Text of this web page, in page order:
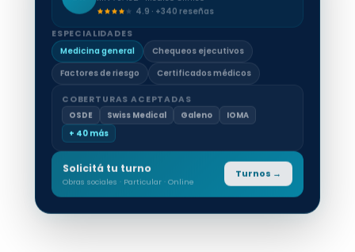
4.9 · +340 reseñas
ESPECIALIDADES
Medicina general
Chequeos ejecutivos
Factores de riesgo
Certificados médicos
COBERTURAS ACEPTADAS
OSDE Swiss Medical Galeno
IOMA
+ 40 más
Solicitá tu turno
Obras sociales · Particular · Online
Turnos →